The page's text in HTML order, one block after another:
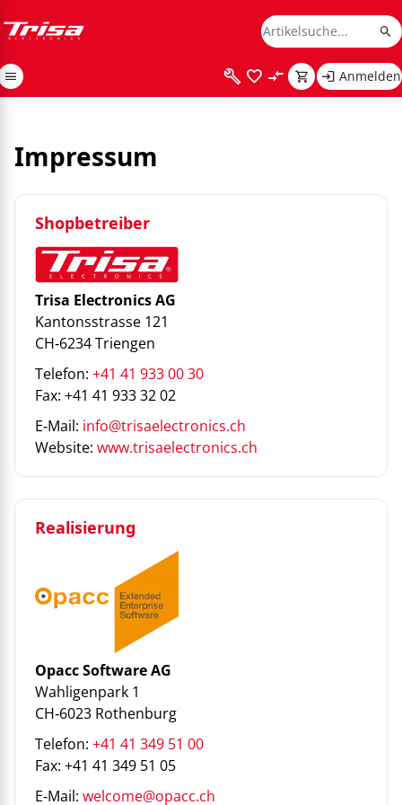
Anmelden
Impressum
Shopbetreiber
Trisa Electronics AG
Kantonsstrasse 121
CH‑6234 Triengen
Telefon: +41 41 933 00 30
Fax: +41 41 933 32 02
E‑Mail: info@trisaelectronics.ch
Website: www.trisaelectronics.ch
Realisierung
Opacc Software AG
Wahligenpark 1
CH‑6023 Rothenburg
Telefon: +41 41 349 51 00
Fax: +41 41 349 51 05
E‑Mail: welcome@opacc.ch